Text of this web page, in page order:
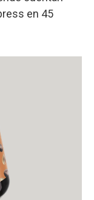
en 45